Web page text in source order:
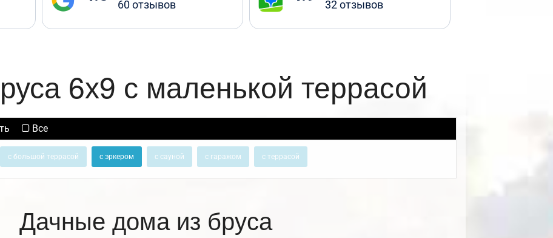
60отзывов 32отзывов
6х9 с маленькой террасой
Все
с большой террасой с эркером с сауной с гаражом с террасой
Дачные дома из бруса